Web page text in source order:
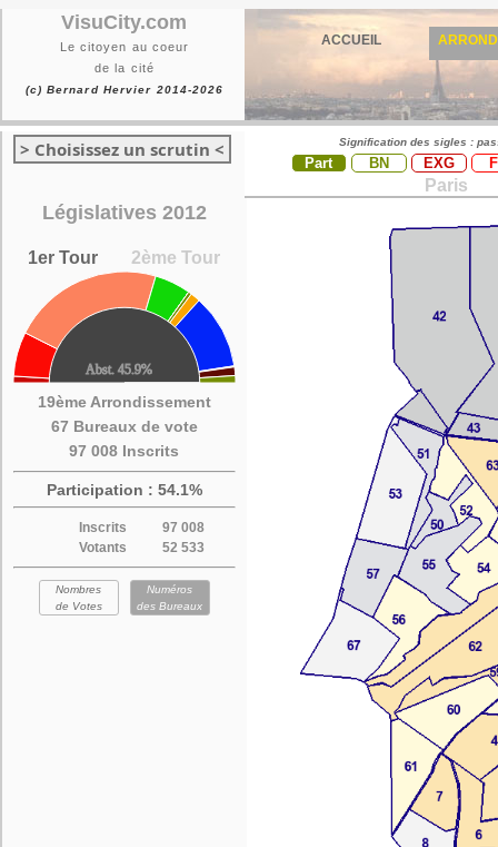
VisuCity.com
Le citoyen au coeur
de la cité
(c) Bernard Hervier 2014-2026
ACCUEIL
> Choisissez un scrutin <
Législatives 2012
1er Tour 2ème Tour
19ème Arrondissement
67 Bureaux de vote
97 008 Inscrits
Participation : 54.1%
Inscrits
97 008
Votants
52 533
Nombres
de Votes
Numéros
des Bureaux
Signification des sigles :
Part BN EXG
Paris